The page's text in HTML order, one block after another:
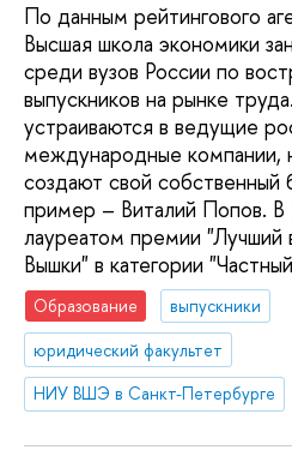
По данным рейтингового
Высшая школа экономики
среди вузов России по
выпускников на рынке
устраиваются в ведущие
международные компании,
создают свой собственный
пример – Виталий Попов. В
лауреатом премии "Лучший
Вышки" в категории
Образование
выпускники
юридический факультет
НИУ ВШЭ в Санкт-Петербурге